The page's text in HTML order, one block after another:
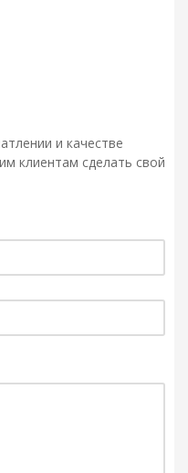
и качестве
клиентам сделать свой